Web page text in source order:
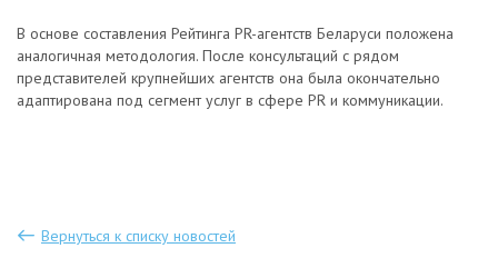
В основе составления Рейтинга PR-агентств Беларуси положена
аналогичная методология. После консультаций с рядом
представителей крупнейших агентств она была окончательно
адаптирована под сегмент услуг в сфере PR и коммуникации.
Вернуться к списку новостей